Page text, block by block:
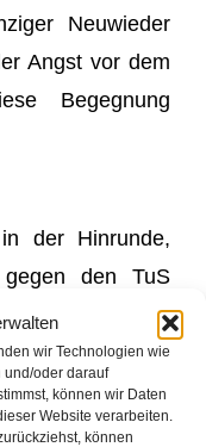
wir Technologien wie
und/oder darauf
können wir Daten
Website verarbeiten.
können
Neuwieder
Angst vor dem
Begegnung
der Hinrunde,
gegen den TuS
beider
so dass
dritten Satz
von Nadine